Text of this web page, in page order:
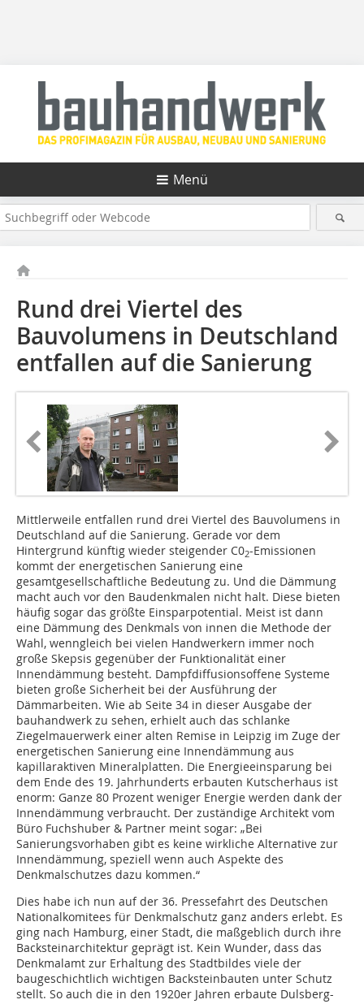
Menü
Rund drei Viertel des
Bauvolumens in Deutschland
entfallen auf die Sanierung
Mittlerweile entfallen rund drei Viertel des Bauvolumens in
Deutschland auf die Sanierung. Gerade vor dem
Hintergrund künftig wieder steigender C02-Emissionen
kommt der energetischen Sanierung eine
gesamtgesellschaftliche Bedeutung zu. Und die Dämmung
macht auch vor den Baudenkmalen nicht halt. Diese bieten
häufig sogar das größte Einsparpotential. Meist ist dann
eine Dämmung des Denkmals von innen die Methode der
Wahl, wenngleich bei vielen Handwerkern immer noch
große Skepsis gegenüber der Funktionalität einer
Innendämmung besteht. Dampfdiffusionsoffene Systeme
bieten große Sicherheit bei der Ausführung der
Dämmarbeiten. Wie ab Seite 34 in dieser Ausgabe der
bauhandwerk zu sehen, erhielt auch das schlanke
Ziegelmauerwerk einer alten Remise in Leipzig im Zuge der
energetischen Sanierung eine Innendämmung aus
kapillaraktiven Mineralplatten. Die Energieeinsparung bei
dem Ende des 19. Jahrhunderts erbauten Kutscherhaus ist
enorm: Ganze 80 Prozent weniger Energie werden dank der
Innendämmung verbraucht. Der zuständige Architekt vom
Büro Fuchshuber & Partner meint sogar: „Bei
Sanierungsvorhaben gibt es keine wirkliche Alternative zur
Innendämmung, speziell wenn auch Aspekte des
Denkmalschutzes dazu kommen.“
Dies habe ich nun auf der 36. Pressefahrt des Deutschen
Nationalkomitees für Denkmalschutz ganz anders erlebt. Es
ging nach Hamburg, einer Stadt, die maßgeblich durch ihre
Backsteinarchitektur geprägt ist. Kein Wunder, dass das
Denkmalamt zur Erhaltung des Stadtbildes viele der
baugeschichtlich wichtigen Backsteinbauten unter Schutz
stellt. So auch die in den 1920er Jahren erbaute Dulsberg-